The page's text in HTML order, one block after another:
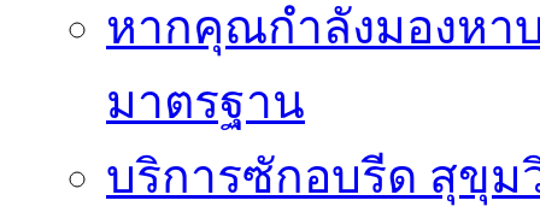
หากคุณกำลังมองหา
มาตรฐาน
บริการซักอบรีด สุขุ